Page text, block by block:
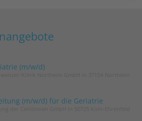
(m/w/d)
(m/w/d) für die Geriatrie